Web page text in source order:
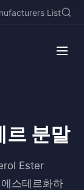
List
르 분말
Ester
스테르화하